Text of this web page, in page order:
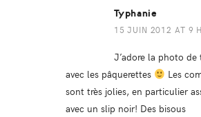
Typhanie
15 JUIN 2012 AT 9
J’adore la photo de
avec les pâquerettes
Les
sont très jolies, en particulier
avec un slip noir! Des bisous